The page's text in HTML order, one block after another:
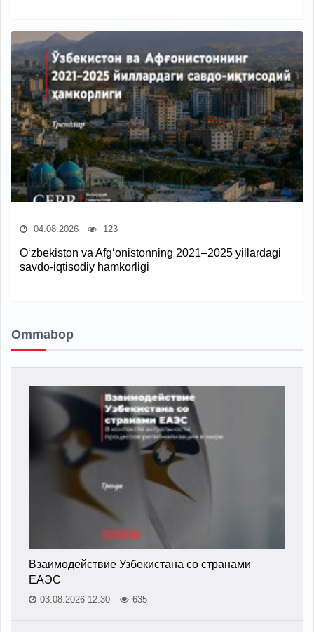
04.08.2026 123
O‘zbekiston va Afg‘onistonning 2021–2025 yillardagi
savdo-iqtisodiy hamkorligi
Ommabop
Взаимодействие Узбекистана со странами
ЕАЭС
03.08.2026 12:30 635